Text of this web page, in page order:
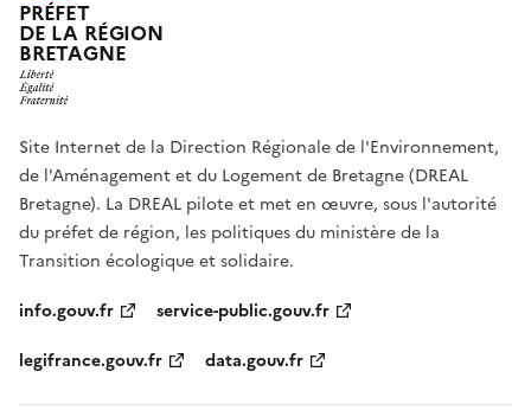
PRÉFET
DE LA RÉGION
BRETAGNE
Site Internet de la Direction Régionale de l'Environnement,
de l'Aménagement et du Logement de Bretagne (DREAL
Bretagne). La DREAL pilote et met en œuvre, sous l'autorité
du préfet de région, les politiques du ministère de la
Transition écologique et solidaire.
info.gouv.fr
service-public.gouv.fr
legifrance.gouv.fr
data.gouv.fr